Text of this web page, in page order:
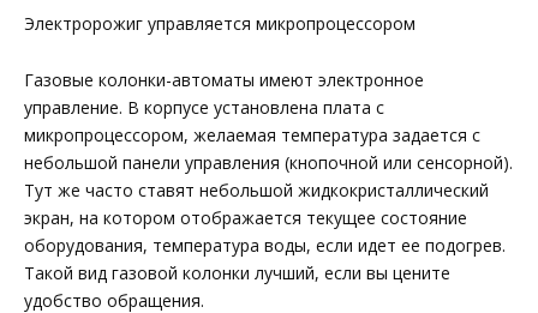
Электророжиг управляется микропроцессором
Газовые колонки-автоматы имеют электронное
управление. В корпусе установлена плата с
микропроцессором, желаемая температура задается с
небольшой панели управления (кнопочной или сенсорной).
Тут же часто ставят небольшой жидкокристаллический
экран, на котором отображается текущее состояние
оборудования, температура воды, если идет ее подогрев.
Такой вид газовой колонки лучший, если вы цените
удобство обращения.